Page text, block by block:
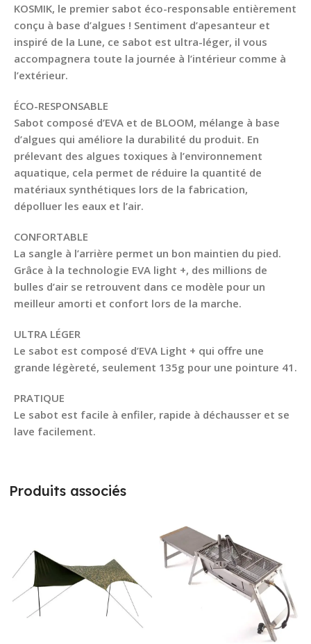
KOSMIK, le premier sabot éco-responsable entièrement
conçu à base d’algues ! Sentiment d’apesanteur et
inspiré de la Lune, ce sabot est ultra-léger, il vous
accompagnera toute la journée à l’intérieur comme à
l’extérieur.
ÉCO-RESPONSABLE
Sabot composé d’EVA et de BLOOM, mélange à base
d’algues qui améliore la durabilité du produit. En
prélevant des algues toxiques à l’environnement
aquatique, cela permet de réduire la quantité de
matériaux synthétiques lors de la fabrication,
dépolluer les eaux et l’air.
CONFORTABLE
La sangle à l’arrière permet un bon maintien du pied.
Grâce à la technologie EVA light +, des millions de
bulles d’air se retrouvent dans ce modèle pour un
meilleur amorti et confort lors de la marche.
ULTRA LÉGER
Le sabot est composé d’EVA Light + qui offre une
grande légèreté, seulement 135g pour une pointure 41.
PRATIQUE
Le sabot est facile à enfiler, rapide à déchausser et se
lave facilement.
Produits associés